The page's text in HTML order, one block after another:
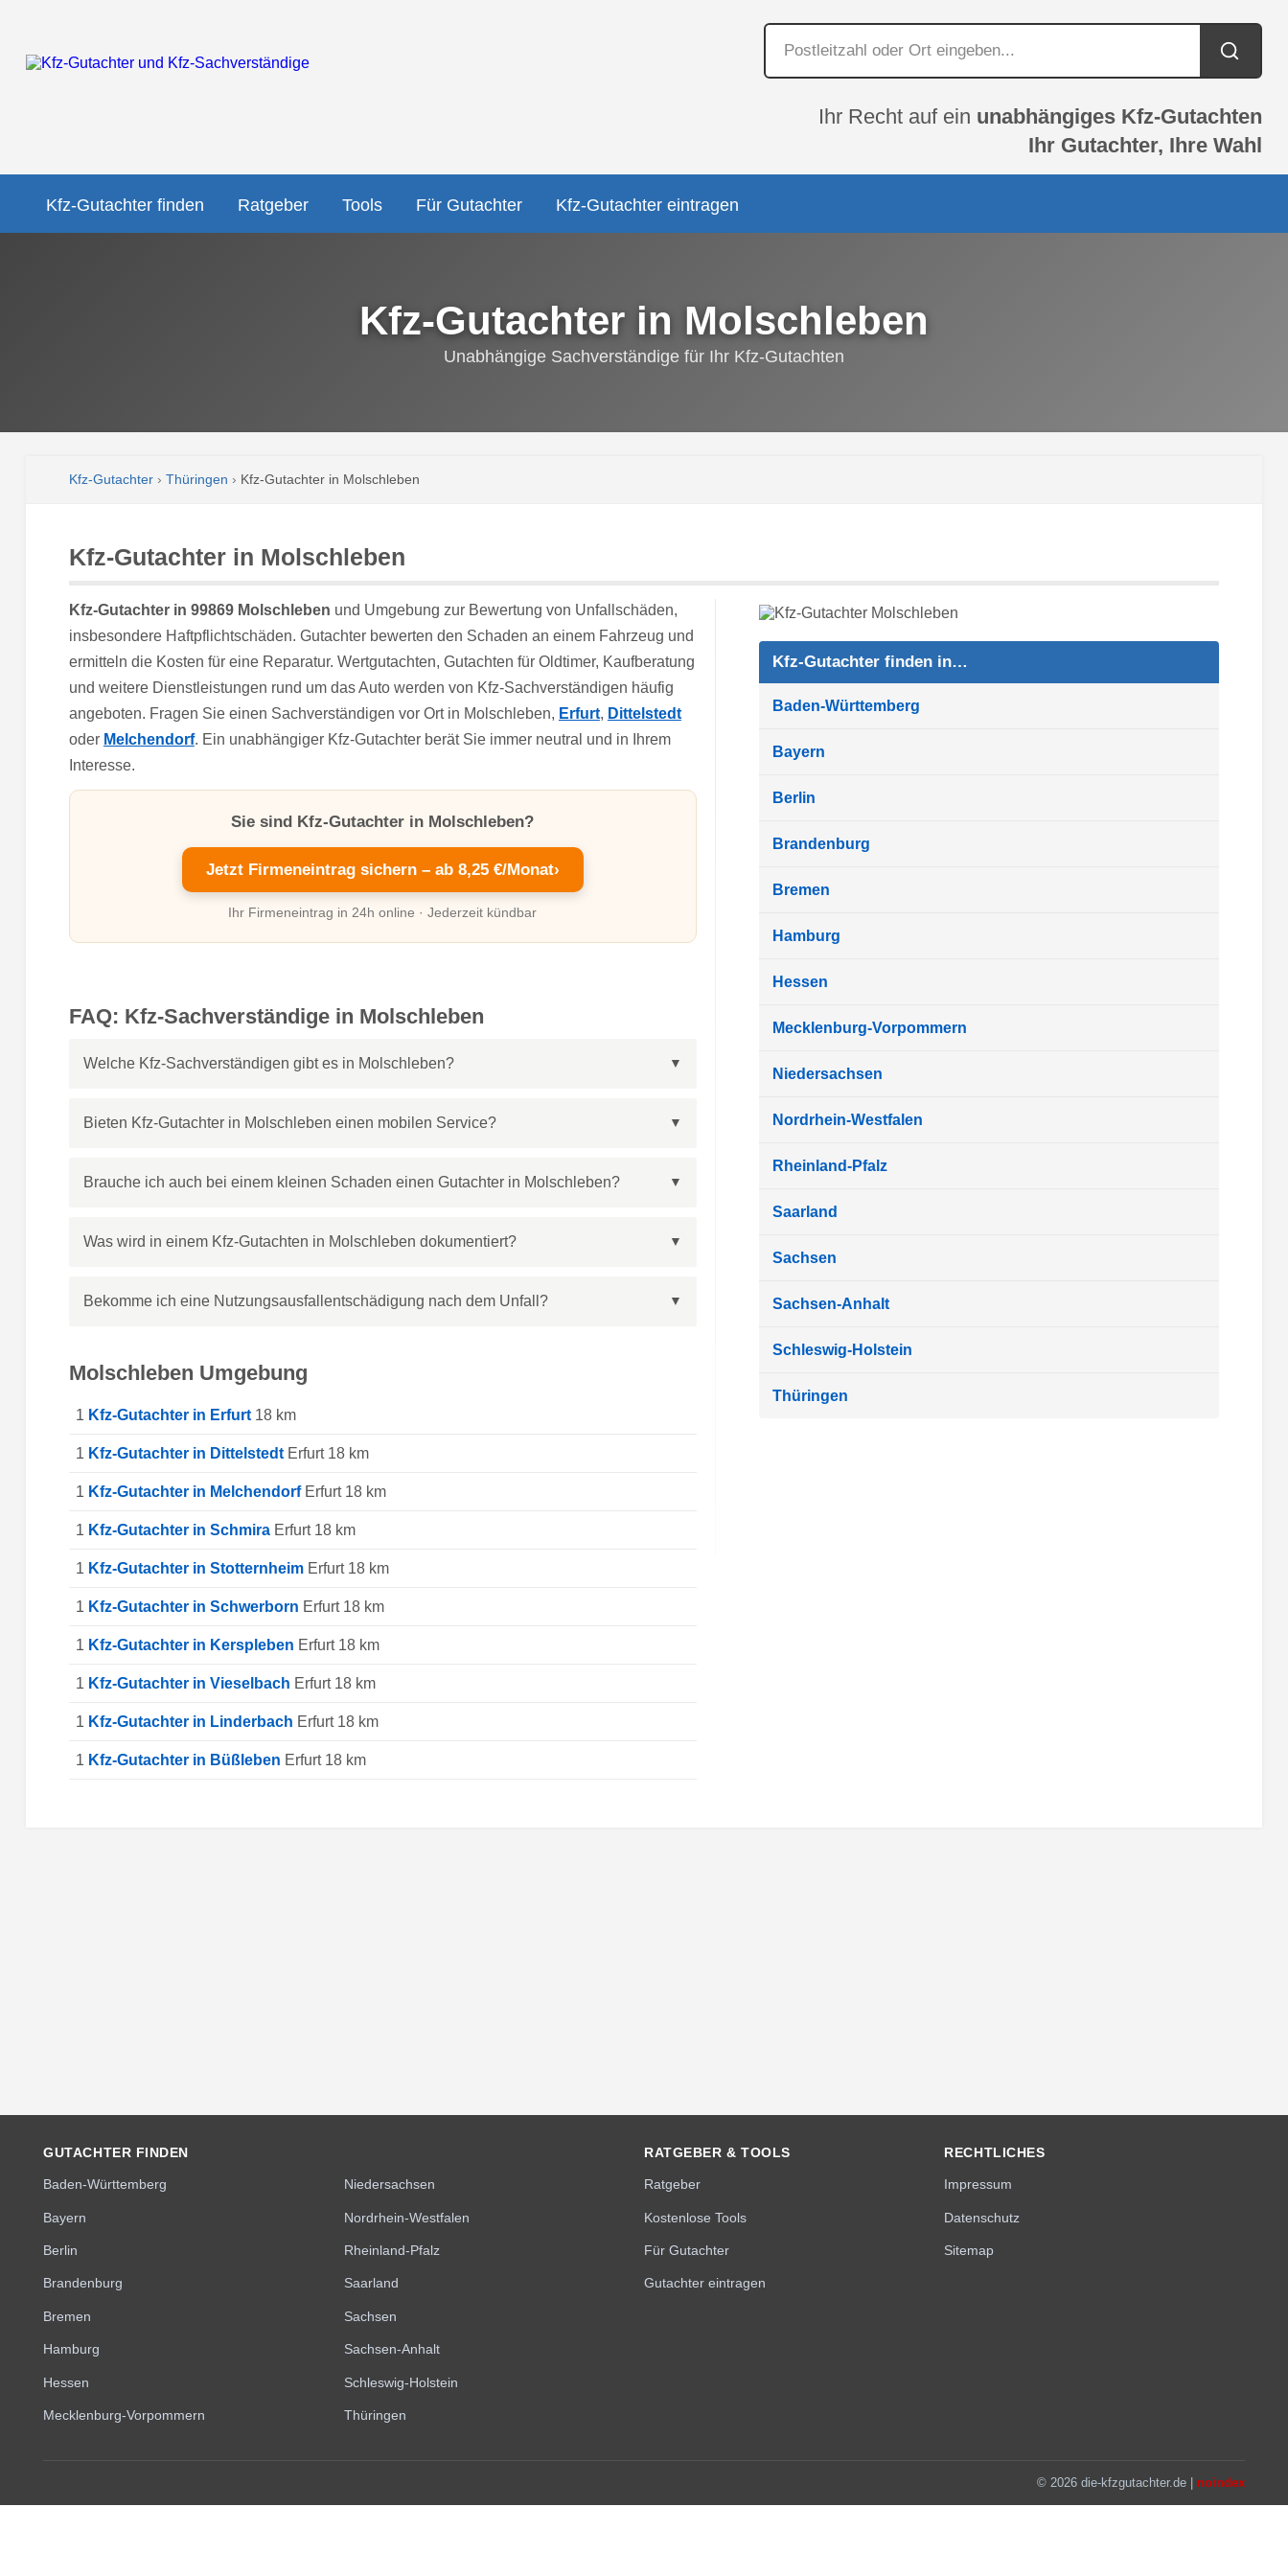
Ihr Recht auf ein unabhängiges Kfz-Gutachten
Ihr Gutachter, Ihre Wahl
Kfz-Gutachter finden Ratgeber Tools Für Gutachter Kfz-Gutachter eintragen
Kfz-Gutachter in Molschleben
Unabhängige Sachverständige für Ihr Kfz-Gutachten
Kfz-Gutachter› Thüringen › Kfz-Gutachter in Molschleben
Kfz-Gutachter in Molschleben
Kfz-Gutachter in 99869 Molschleben und Umgebung zur Bewertung von Unfallschäden,
insbesondere Haftpflichtschäden. Gutachter bewerten den Schaden an einem Fahrzeug und
ermitteln die Kosten für eine Reparatur. Wertgutachten, Gutachten für Oldtimer, Kaufberatung
und weitere Dienstleistungen rund um das Auto werden von Kfz-Sachverständigen häufig
angeboten. Fragen Sie einen Sachverständigen vor Ort in Molschleben, Erfurt, Dittelstedt
oder Melchendorf. Ein unabhängiger Kfz-Gutachter berät Sie immer neutral und in Ihrem
Interesse.
Sie sind Kfz-Gutachter in Molschleben?
Jetzt Firmeneintrag sichern – ab 8,25 €/Monat›
Ihr Firmeneintrag in 24h online · Jederzeit kündbar
FAQ: Kfz-Sachverständige in Molschleben
Welche Kfz-Sachverständigen gibt es in Molschleben?
Bieten Kfz-Gutachter in Molschleben einen mobilen Service?
Brauche ich auch bei einem kleinen Schaden einen Gutachter in Molschleben?
Was wird in einem Kfz-Gutachten in Molschleben dokumentiert?
Bekomme ich eine Nutzungsausfallentschädigung nach dem Unfall?
Molschleben Umgebung
1 Kfz-Gutachter in Erfurt18 km
1 Kfz-Gutachter in DittelstedtErfurt 18 km
1 Kfz-Gutachter in MelchendorfErfurt 18 km
1 Kfz-Gutachter in SchmiraErfurt 18 km
1 Kfz-Gutachter in StotternheimErfurt 18 km
1 Kfz-Gutachter in Schwerborn Erfurt 18 km
1 Kfz-Gutachter in Kerspleben Erfurt 18 km
1 Kfz-Gutachter in Vieselbach Erfurt 18 km
1 Kfz-Gutachter in Linderbach Erfurt 18 km
1 Kfz-Gutachter in Büßleben Erfurt 18 km
Kfz-Gutachter finden in…
Baden-Württemberg
Bayern
Berlin
Brandenburg
Bremen
Hamburg
Hessen
Mecklenburg-Vorpommern
Niedersachsen
Nordrhein-Westfalen
Rheinland-Pfalz
Saarland
Sachsen
Sachsen-Anhalt
Schleswig-Holstein
Thüringen
GUTACHTER FINDEN
Baden-Württemberg
Bayern
Berlin
Brandenburg
Bremen
Hamburg
Hessen
Mecklenburg-Vorpommern
Niedersachsen
Nordrhein-Westfalen
Rheinland-Pfalz
Saarland
Sachsen
Sachsen-Anhalt
Schleswig-Holstein
Thüringen
RATGEBER & TOOLS
Ratgeber
Kostenlose Tools
Für Gutachter
Gutachter eintragen
RECHTLICHES
Impressum
Datenschutz
Sitemap
© 2026 die-kfzgutachter.de | noindex